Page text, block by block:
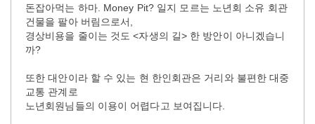
돈잡아먹는 하마. Money Pit? 일지 모르는 노년회 소유 회관
건물을 팔아 버림으로서,
경상비용을 줄이는 것도 <자생의 길> 한 방안이 아니겠습니
까?
또한 대안이라 할 수 있는 현 한인회관은 거리와 불편한 대중
교통 관계로
노년회원님들의 이용이 어렵다고 보여집니다.